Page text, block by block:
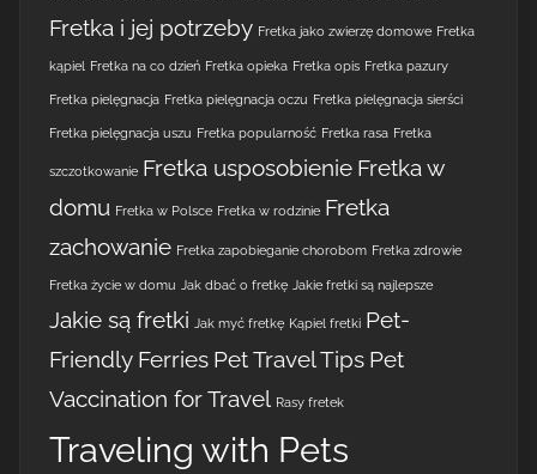
Fretka i jej potrzeby Fretka jako zwierzę domowe Fretka
kąpiel Fretka na co dzień Fretka opieka Fretka opis Fretka pazury
Fretka pielęgnacja Fretka pielęgnacja oczu Fretka pielęgnacja sierści
Fretka pielęgnacja uszu Fretka popularność Fretka rasa Fretka
szczotkowanie Fretka usposobienie Fretka w
domu Fretka w Polsce Fretka w rodzinie Fretka
zachowanie Fretka zapobieganie chorobom Fretka zdrowie
Fretka życie w domu Jak dbać o fretkę Jakie fretki są najlepsze
Jakie są fretki Jak myć fretkę Kąpiel fretki Pet-
Friendly Ferries Pet Travel Tips Pet
Vaccination for Travel Rasy fretek
Traveling with Pets